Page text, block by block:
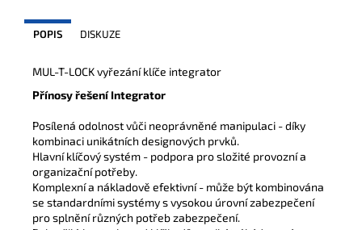
POPIS DISKUZE
MUL-T-LOCK vyřezání klíče integrator
Přínosy řešení Integrator
Posílená odolnost vůči neoprávněné manipulaci - díky
kombinaci unikátních designových prvků.
Hlavní klíčový systém - podpora pro složité provozní a
organizační potřeby.
Komplexní a nákladově efektivní - může být kombinována
se standardními systémy s vysokou úrovní zabezpečení
pro splnění různých potřeb zabezpečení.